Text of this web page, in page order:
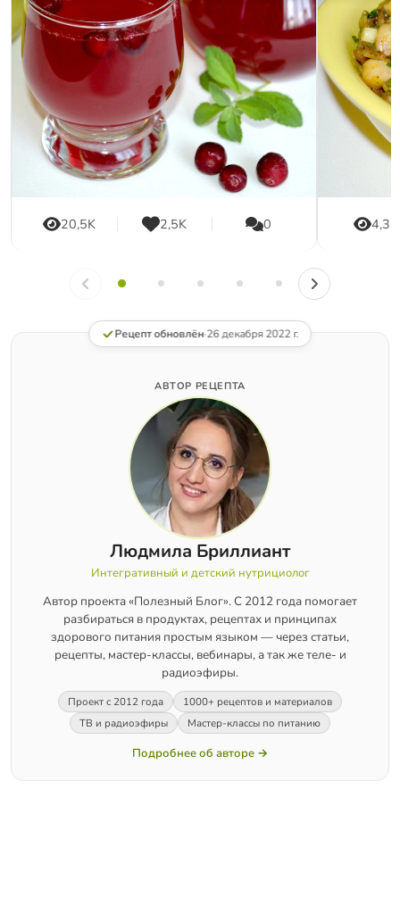
20,5K 2,5K 0 4,3K
Рецепт обновлён·26 декабря 2022 г.
АВТОР РЕЦЕПТА
Людмила Бриллиант
Интегративный и детский нутрициолог
Автор проекта «Полезный Блог». С 2012 года помогает
разбираться в продуктах, рецептах и принципах
здорового питания простым языком — через статьи,
рецепты, мастер-классы, вебинары, а так же теле- и
радиоэфиры.
Проект с 2012 года
1000+ рецептов и материалов
ТВ и радиоэфиры
Мастер-классы по питанию
Подробнее об авторе →